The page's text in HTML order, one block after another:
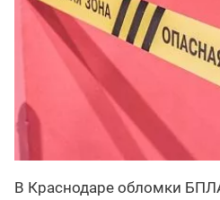
В Краснодаре обломки